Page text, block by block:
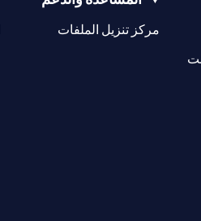
مركز تنزيل الملفات